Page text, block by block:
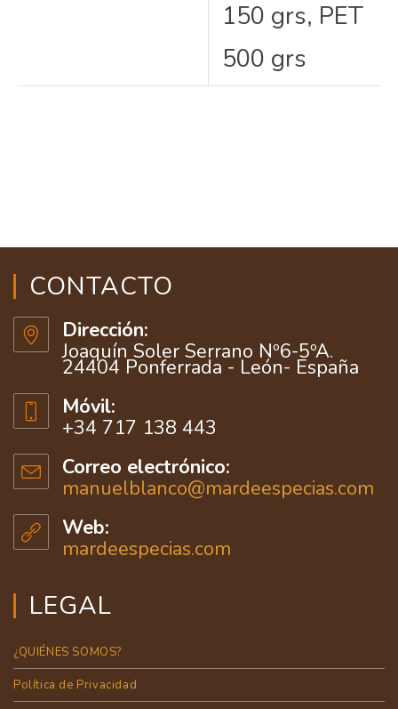
150 grs, PET
500 grs
CONTACTO
Dirección:
Joaquín Soler Serrano Nº6-5ºA.
24404 Ponferrada - León- España
Móvil:
+34 717 138 443
Correo electrónico:
manuelblanco@mardeespecias.com
Web:
mardeespecias.com
LEGAL
¿QUIÉNES SOMOS?
Política de Privacidad